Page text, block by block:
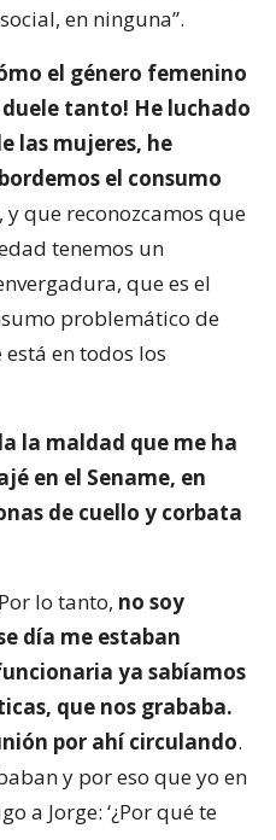
en ninguna”.
el género femenino
duele tanto! He luchado
las mujeres, he
el consumo
, y que reconozcamos que
tenemos un
que es el
problemático de
en todos los
la maldad que me ha
en el Sename, en
de cuello y corbata
lo tanto, no soy
día me estaban
ya sabíamos
que nos grababa.
por ahí circulando.
y por eso que yo en
a Jorge: ‘¿Por qué te